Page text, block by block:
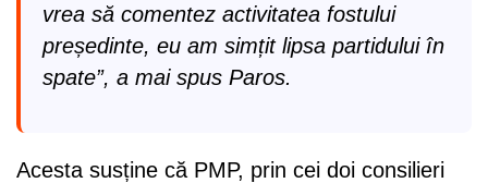
vrea să comentez activitatea fostului
președinte, eu am simțit lipsa partidului în
spate”, a mai spus Paros.
Acesta susține că PMP, prin cei doi consilieri